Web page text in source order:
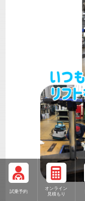
試乗予約
オンライン
見積もり